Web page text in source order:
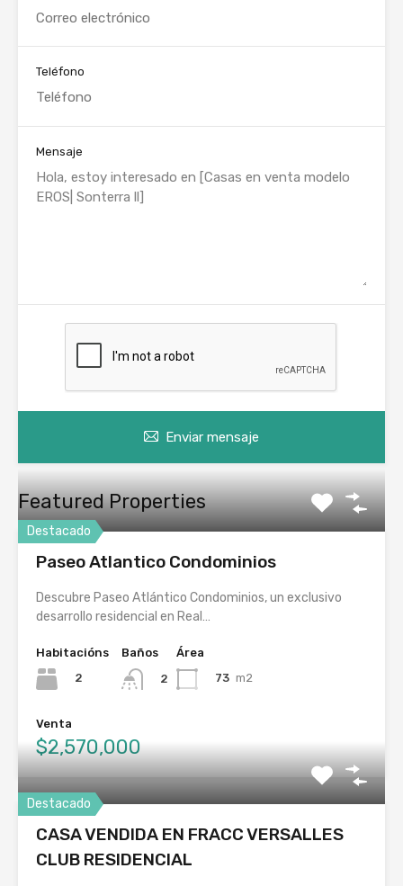
Teléfono
Mensaje
Enviar mensaje
Featured Properties
Destacado
Paseo Atlantico Condominios
Descubre Paseo Atlántico Condominios, un exclusivo
desarrollo residencial en Real…
Habitacións
2
Baños
2
Área
73 m2
Venta
$2,570,000
Destacado
CASA VENDIDA EN FRACC VERSALLES
CLUB RESIDENCIAL